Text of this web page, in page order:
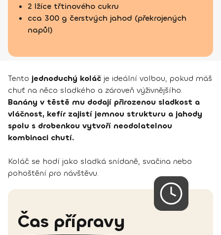
2 lžíce třtinového cukru
cca 300 g čerstvých jahod (překrojených
napůl)
Tento jednoduchý koláč je ideální volbou, pokud máš
chuť na něco sladkého a zároveň výživnějšího.
Banány v těstě mu dodají přirozenou sladkost a
vláčnost, kefír zajistí jemnou strukturu a jahody
spolu s drobenkou vytvoří neodolatelnou
kombinaci chutí.
Koláč se hodí jako sladká snídaně, svačina nebo
pohoštění pro návštěvu.
Čas přípravy